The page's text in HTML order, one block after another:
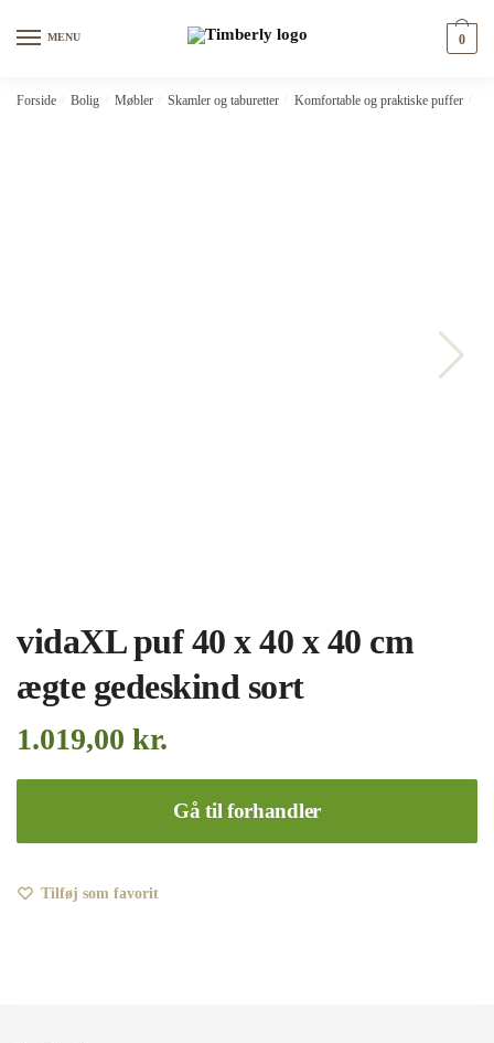
MENU 0
Forside Bolig Møbler Skamler og taburetter Komfortable og praktiske puffer
vidaXL puf 40 x 40 x 40 cm
ægte gedeskind sort
1.019,00 kr.
Gå til forhandler
Tilføj som favorit